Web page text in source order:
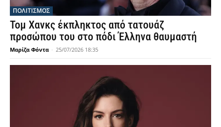
ΠΟΛΙΤΙΣΜΟΣ
Τομ Χανκς έκπληκτος από τατουάζ
προσώπου του στο πόδι Έλληνα θαυμαστή
Μαρίζα Φόντα - 25/07/2026 18:35